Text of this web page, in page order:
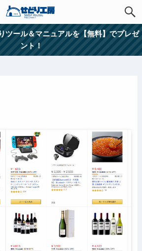
ツール＆マニュアルを【無料】でプレゼ
ント！